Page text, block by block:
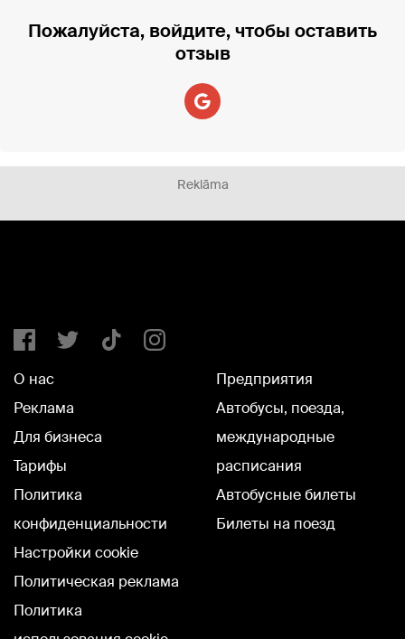
Пожалуйста, войдите, чтобы оставить
отзыв
Reklāma
О нас
Реклама
Для бизнеса
Тарифы
Политика
конфиденциальности
Настройки cookie
Политическая реклама
Политика
Предприятия
Автобусы, поезда,
международные
расписания
Автобусные билеты
Билеты на поезд